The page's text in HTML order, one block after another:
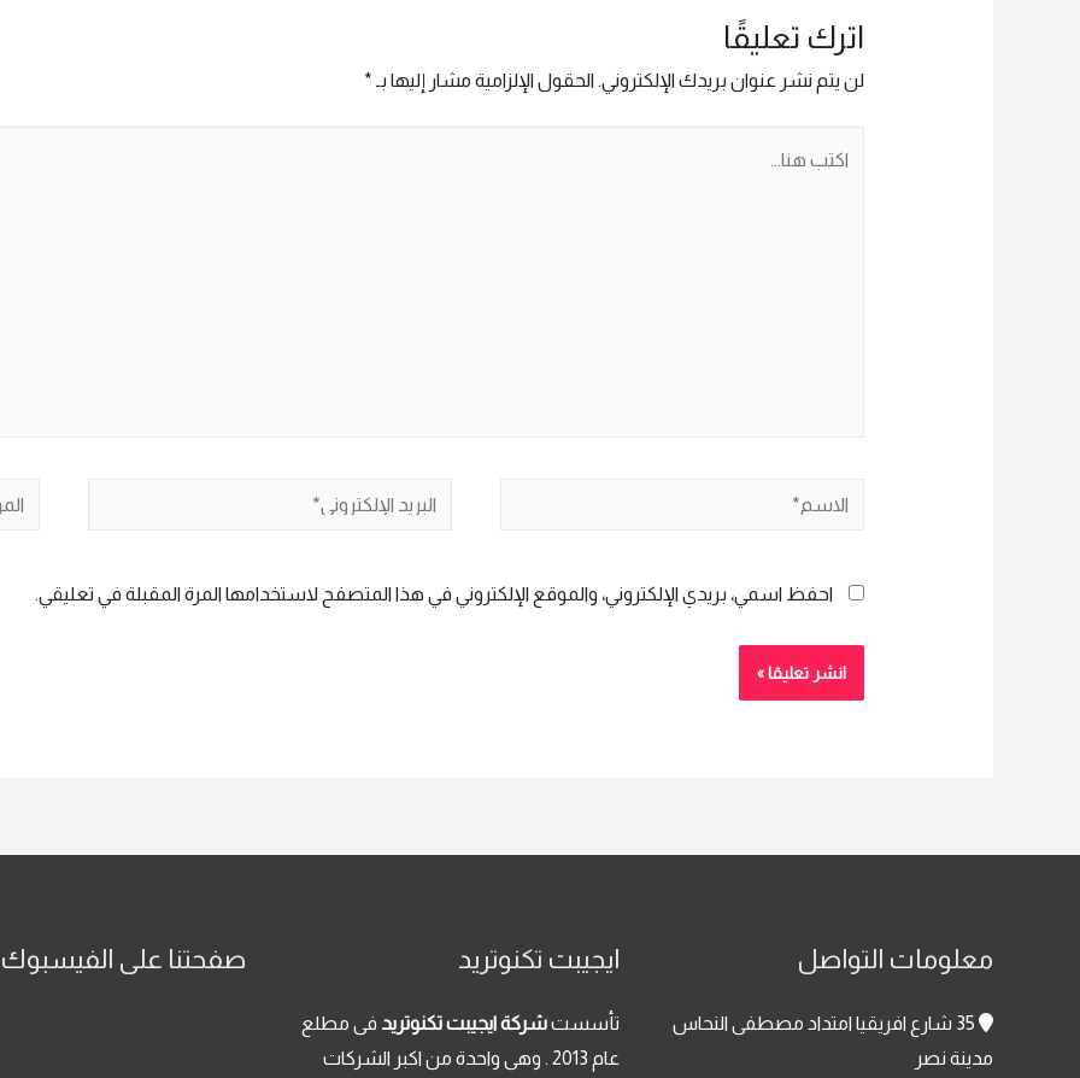
اترك تعليقًا
لن يتم نشر عنوان بريدك الإلكتروني. الحقول الإلزامية مشار إليها بـ *
الاسم*
البريد
احفظ اسمي، بريدي الإلكتروني، والموقع الإلكتروني في هذا المتصفح لاستخدامها المرة المقبلة في تعليقي.
معلومات التواصل
35 شارع افريقيا امتداد مصطفى النحاس
مدينة نصر
ايجيبت تكنوتريد
تأسستشركة ايجيبت تكنوتريد فى مطلع
عام 2013 . وهى واحدة من اكبر الشركات
صفحتنا على الفيسبوك